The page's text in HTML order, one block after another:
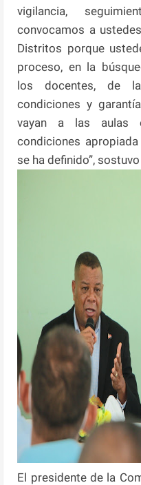
vigilancia,
convocamos a
Distritos porque
proceso, en la
los docentes, de
condiciones y
vayan a las aulas
condiciones
se ha definido”,
El presidente de la